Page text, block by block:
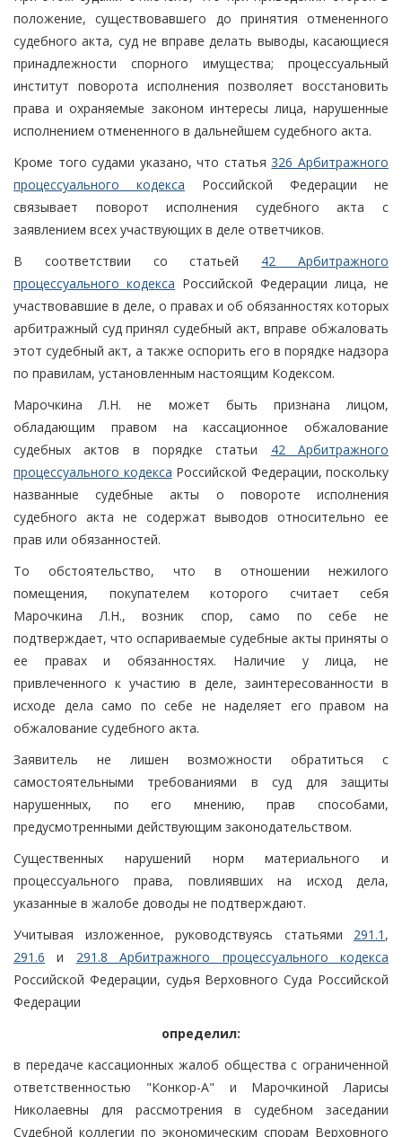
положение, существовавшего до принятия отмененного
судебного акта, суд не вправе делать выводы, касающиеся
принадлежности спорного имущества; процессуальный
институт поворота исполнения позволяет восстановить
права и охраняемые законом интересы лица, нарушенные
исполнением отмененного в дальнейшем судебного акта.
Кроме того судами указано, что статья326 Арбитражного
процессуального кодекса Российской Федерации не
связывает поворот исполнения судебного акта с
заявлением всех участвующих в деле ответчиков.
В соответствии со статьей 42 Арбитражного
процессуального кодекса Российской Федерации лица, не
участвовавшие в деле, о правах и об обязанностях которых
арбитражный суд принял судебный акт, вправе обжаловать
этот судебный акт, а также оспорить его в порядке надзора
по правилам, установленным настоящим Кодексом.
Марочкина Л.Н. не может быть признана лицом,
обладающим правом на кассационное обжалование
судебных актов в порядке статьи 42 Арбитражного
процессуального кодекса Российской Федерации, поскольку
названные судебные акты о повороте исполнения
судебного акта не содержат выводов относительно ее
прав или обязанностей.
То обстоятельство, что в отношении нежилого
помещения, покупателем которого считает себя
Марочкина Л.Н., возник спор, само по себе не
подтверждает, что оспариваемые судебные акты приняты о
ее правах и обязанностях. Наличие у лица, не
привлеченного к участию в деле, заинтересованности в
исходе дела само по себе не наделяет его правом на
обжалование судебного акта.
Заявитель не лишен возможности обратиться с
самостоятельными требованиями в суд для защиты
нарушенных, по его мнению, прав способами,
предусмотренными действующим законодательством.
Существенных нарушений норм материального и
процессуального права, повлиявших на исход дела,
указанные в жалобе доводы не подтверждают.
Учитывая изложенное, руководствуясь статьями 291.1 ,
291.6 и 291.8 Арбитражного процессуального кодекса
Российской Федерации, судья Верховного Суда Российской
Федерации
определил:
в передаче кассационных жалоб общества с ограниченной
ответственностью "Конкор-А" и Марочкиной Ларисы
Николаевны для рассмотрения в судебном заседании
Судебной коллегии по экономическим спорам Верховного